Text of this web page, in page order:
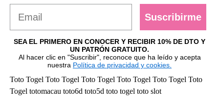
Suscribirme
SEA EL PRIMERO EN CONOCER Y RECIBIR 10% DE DTO Y
UN PATRÓN GRATUITO.
Al hacer clic en "Suscribir", reconoce que ha leído y acepta
nuestra Política de privacidad y cookies.
Toto Togel Toto Togel Toto Togel Toto Togel Toto Togel Toto
Togel totomacau toto6d toto5d toto togel toto slot